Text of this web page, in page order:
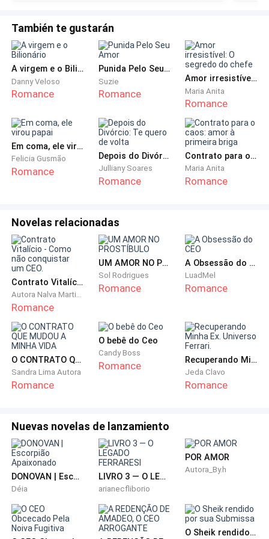
quase impossível de ser recusado, mas algumas
vezes as modelos se recusavam alegando cansaço
ou indisposição, coisa que os clientes odiavam, e eu
também por ficar em uma posição difícil diante da
recusa.
Ninguém era obrigada a se prostituir, mas só
participavam dos desfiles quem levasse a sério o
book vermelho.
Eu mal havia encerrado a ligação e o meu celular
cobranças de uma maluca era o cúmulo, mas não
atender me renderia muitas dores de cabeça.
— Pulou da cama meu bem?
Shell: Eu nem dormi esperando você vim me ver Jonh,
que merda você estava fazendo ontem que esqueceu
o nosso jantar?
Rapidamente eu me lembrei da noite anterior, quando
eu estava comendo uma empresária gostosa na
— Eu tinha compromissos mais importantes Shell, eu
posso jantar com você em qualquer outro dia.
Shell: Nós nunca iremos sair disso não é Jonh? Eu
sempre vou ser a mulher que você só come quando
está entediado.
— Eu nunca dei esperanças de um compromisso com
También te gustarán
A virgem e o Bilionário
Danny Veloso
Romance
Punida Pelo Seu Amor
Suzie
Romance
Amor irresistível: O segredo do chefe
Maria Anita
Romance
Em coma, ele virou papai
Felicia Gusmão
Romance
Depois do Divórcio: Te quero de volta
Julliany Soares
Romance
Contrato para o caos: amor à primeira briga
Maria Anita
Romance
Novelas relacionadas
Contrato Vitalício - Como não conquistar um CEO.
Autora Nalva Martins
Romance
UM AMOR NO PROSTÍBULO
Sol Rodrigues
Romance
A Obsessão do CEO
LuadMel
Romance
O CONTRATO QUE MUDOU A MINHA VIDA
Sandra Lima Autora
Romance
O bebê do Ceo
Candy Boss
Romance Recuperando Minha Ex. Universo Ferrari.
Jeda Clavo
Romance
Nuevas novelas de lanzamiento
DONOVAN | Escorpião Apaixonado
Déia
LIVRO 3 — O LEGADO FERRARESI
arianecfliborio
POR AMOR
Autora_By.h
O Sheik rendido por sua Submissa